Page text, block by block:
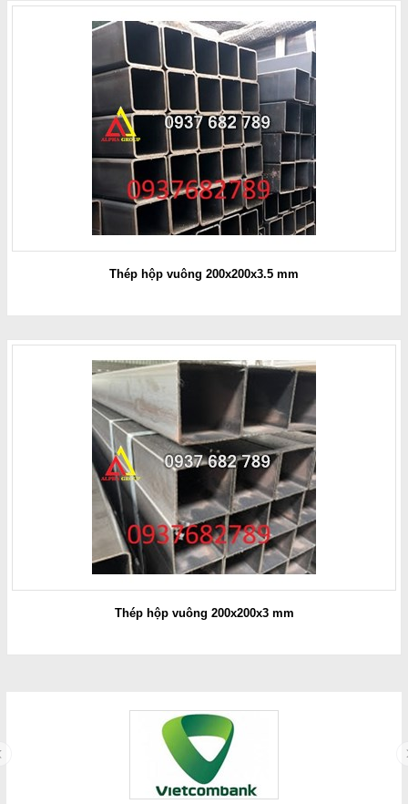
Thép hộp vuông 200x200x3.5 mm
Thép hộp vuông 200x200x3 mm